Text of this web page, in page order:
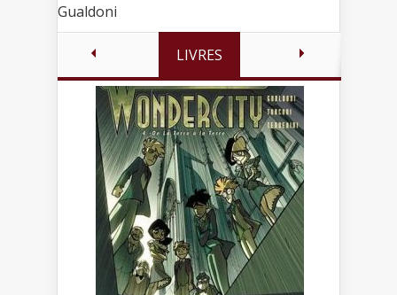
Gualdoni
LIVRES